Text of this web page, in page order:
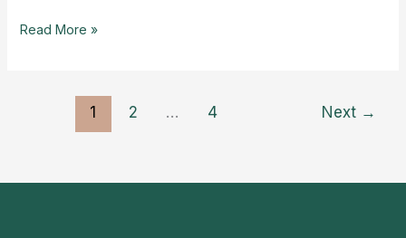
Por
Massagedor
Read More »
1 2 … 4 Next →